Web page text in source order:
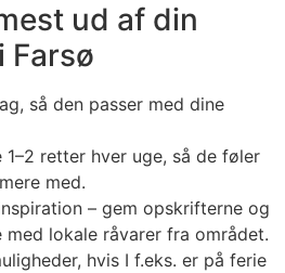
ud af din
Farsø
så den passer med dine
retter hver uge, så de føler
med.
– gem opskrifterne og
lokale råvarer fra området.
hvis I f.eks. er på ferie